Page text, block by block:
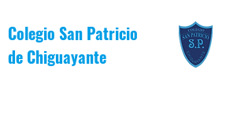
Colegio San Patricio
de Chiguayante